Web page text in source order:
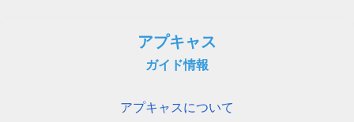
アプキャス
ガイド情報
アプキャスについて